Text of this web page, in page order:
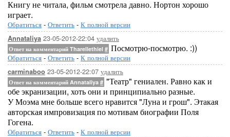
Книгу не читала, фильм смотрела давно. Нортон хорошо
играет.
Обратиться - Ответить - К полной версии
Annataliya 23-05-2012-22:04 удалить
Ответ на комментарий Tharellethiel # Посмотрю-посмотрю. :))
Обратиться - Ответить - К полной версии
carminaboo 23-05-2012-22:07 удалить
Ответ на комментарий Annataliya # "Театр" гениален. Равно как и
обе экранизации, хоть они и принципиально разные.
У Моэма мне больше всего нравится "Луна и грош". Этакая
авторская импровизация по мотивам биографии Поля
Гогена.
Обратиться - Ответить - К полной версии